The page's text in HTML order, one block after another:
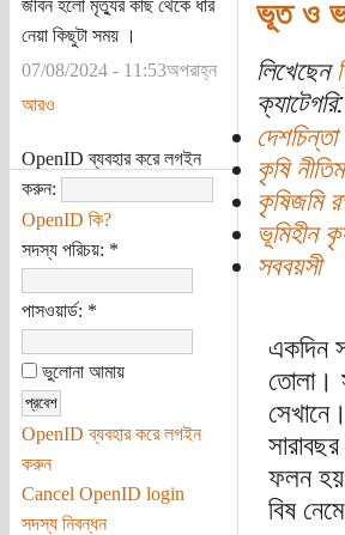
জীবন হলো মৃত্যুর কাছ থেকে ধার
নেয়া কিছুটা সময় ।
07/08/2024 - 11:53অপরাহ্ন
আরও
OpenID ব্যবহার করে লগইন
করুন:
OpenID কি?
সদস্য পরিচয়: *
পাসওয়ার্ড: *
ভুলোনা আমায়
OpenID ব্যবহার করে লগইন
করুন
Cancel OpenID login
সদস্য নিবন্ধন
ভূত ও
লিখেছেন
ক্যাটেগরি:
দেশচিন্তা
কৃষি
কৃষিজমি
ভূমিহীন
সববয়সী
একদিন
তোলা।
ফলন হয়
বিষ